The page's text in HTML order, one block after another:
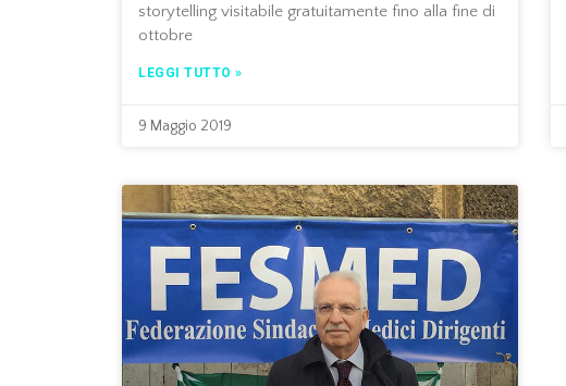
storytelling visitabile gratuitamente fino alla fine di
ottobre
LEGGI TUTTO »
9 Maggio 2019